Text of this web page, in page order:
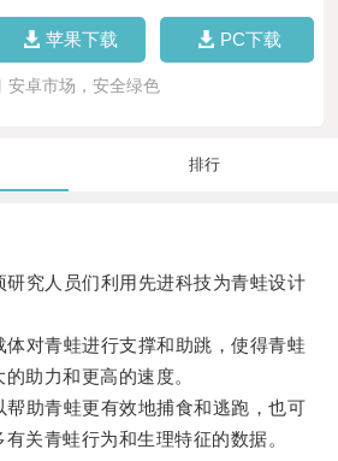
苹果下载 PC下载
安卓市场，安全绿色
排行
究人员们利用先进科技为青蛙设计
对青蛙进行支撑和助跳，使得青蛙
助力和更高的速度。
助青蛙更有效地捕食和逃跑，也可
关青蛙行为和生理特征的数据。